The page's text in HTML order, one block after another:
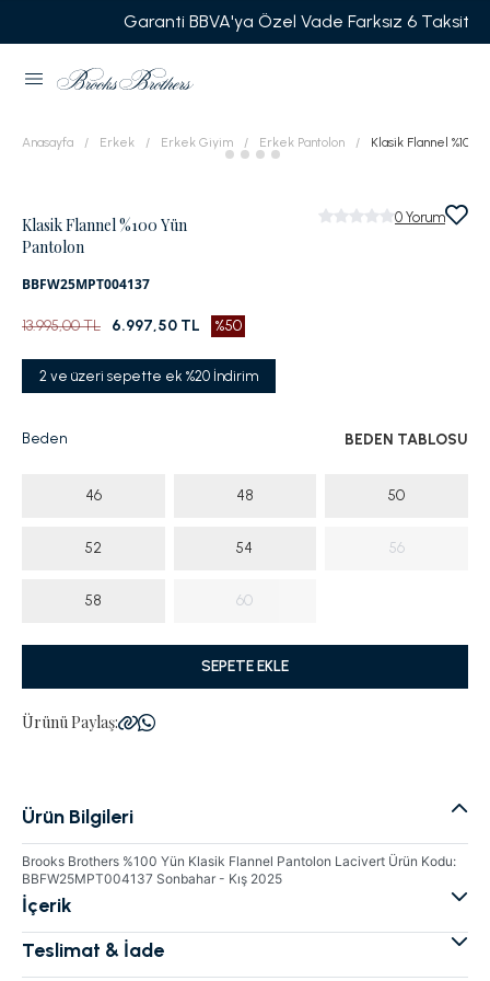
Garanti BBVA'ya Özel Vade Farksız 6 Taksit
Anasayfa Erkek Erkek Giyim Erkek Pantolon Klasik Flannel %100
Klasik Flannel %100 Yün
Pantolon
BBFW25MPT004137
0 Yorum
13.995,00 TL 6.997,50 TL %50
2 ve üzeri sepette ek %20 İndirim
Beden BEDEN TABLOSU
46 48 50
52 54 56
58 60
SEPETE EKLE
Ürünü Paylaş:
Ürün Bilgileri
Brooks Brothers %100 Yün Klasik Flannel Pantolon Lacivert Ürün Kodu:
BBFW25MPT004137 Sonbahar - Kış 2025
İçerik
Teslimat & İade